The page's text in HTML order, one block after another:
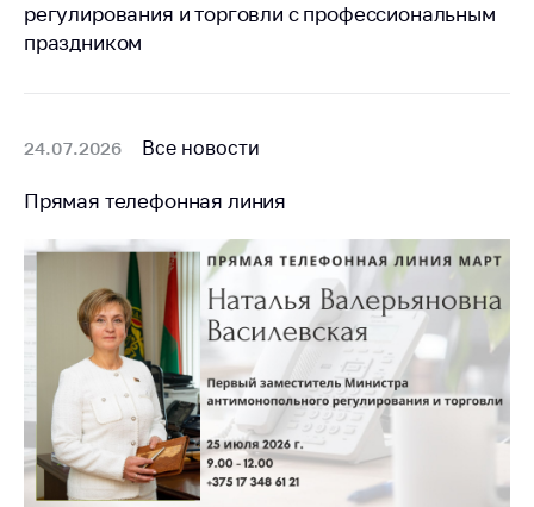
регулирования и торговли с профессиональным
праздником
24.07.2026 Все новости
Прямая телефонная линия